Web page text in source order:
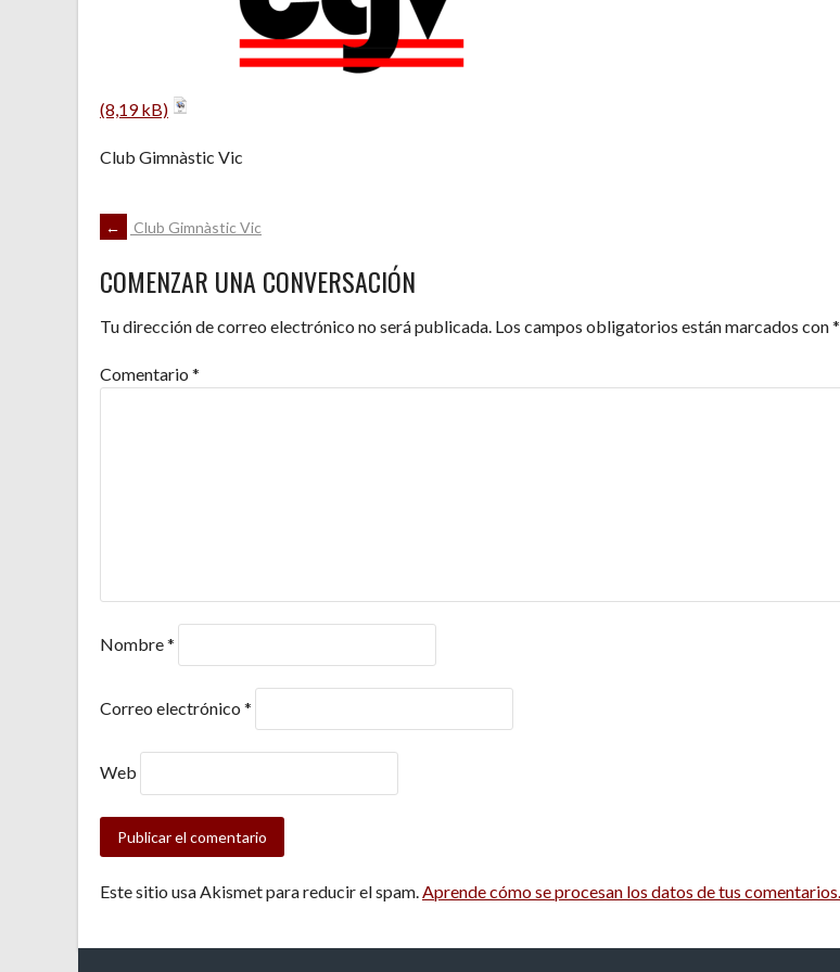
Club Gimnàstic Vic
NAVEGACIÓN
DE
ENTRADAS
← Club Gimnàstic Vic
COMENZAR UNA CONVERSACIÓN
Tu dirección de correo electrónico no será publicada. Los campos obligatorios están marcados con*
Comentario *
Nombre*
Correo electrónico *
Web
Este sitio usa Akismet para reducir el spam. Aprende cómo se procesan los datos de tus comentarios.